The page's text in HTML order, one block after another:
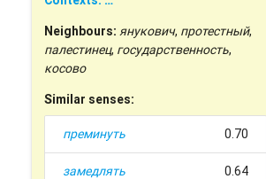
Neighbours: янукович, протестный,
палестинец, государственность,
косово
Similar senses:
преминуть 0.70
замедлять 0.64